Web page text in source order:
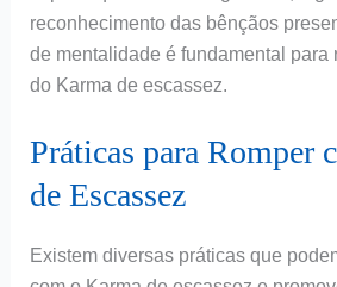
reconhecimento das bênçãos
de mentalidade é fundamental para
do Karma de escassez.
Práticas para Romper
de Escassez
Existem diversas práticas que